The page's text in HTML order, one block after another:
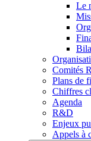
Le
Comités
Plans de
Chiffres
Agenda
R&D
Enjeux
Appels à